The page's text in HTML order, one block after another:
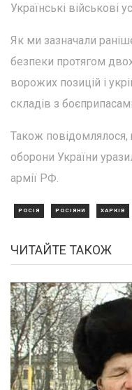
Українські військові
Як ми зазначали
безпеки протягом
ворожих позицій і
складів з
Також
оборони України
армії РФ.
РОСІЯ РОСІЯНИ ХАРКІВ
ЧИТАЙТЕ ТАКОЖ